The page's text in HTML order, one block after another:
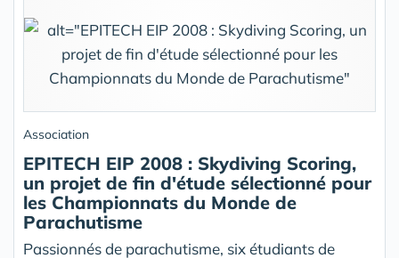
Association
EPITECH EIP 2008 : Skydiving Scoring,
un projet de fin d'étude sélectionné pour
les Championnats du Monde de
Parachutisme
Passionnés de parachutisme, six étudiants de